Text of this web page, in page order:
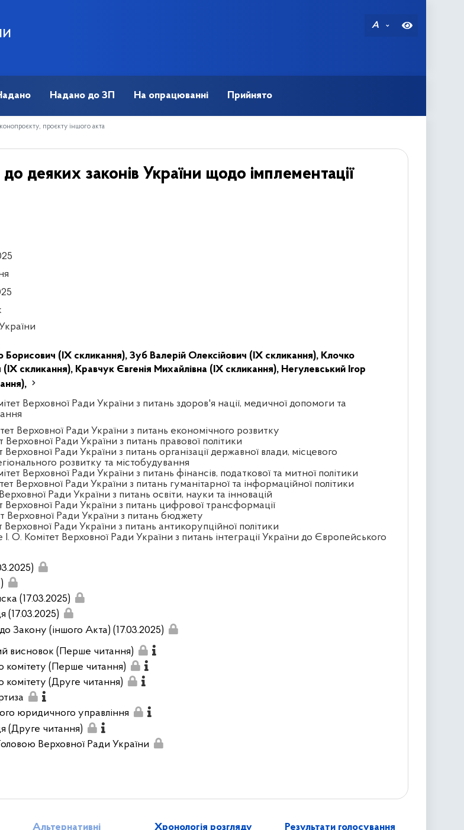
A
Надано до ЗП На опрацюванні Прийнято
проєкту іншого акта
деяких законів України щодо імплементації
Борисович (IX скликання),Зуб Валерій Олексійович (IX скликання), Клочко
скликання), Кравчук Євгенія Михайлівна (IX скликання), Негулевський Ігор
Верховної Ради України з питань здоров'я нації, медичної допомоги та
Верховної Ради України з питань економічного розвитку
Верховної Ради України з питань правової політики
Ради України з питань організації державної влади, місцевого
розвитку та містобудування
Верховної Ради України з питань фінансів, податкової та митної політики
Верховної Ради України з питань гуманітарної та інформаційної політики
Ради України з питань освіти, науки та інновацій
Верховної Ради України з питань цифрової трансформації
Верховної Ради України з питань бюджету
Верховної Ради України з питань антикорупційної політики
О. Комітет Верховної Ради України з питань інтеграції України до Європейського
(17.03.2025)
(17.03.2025)
Закону (іншого Акта) (17.03.2025)
висновок (Перше читання)
комітету (Перше читання)
комітету (Друге читання)
юридичного управління
(Друге читання)
Верховної Ради України
Альтернативні Хронологія розгляду Результати голосування